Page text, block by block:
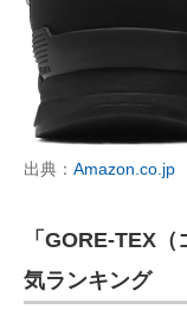
出典： Amazon.co.jp
「GORE-TEX
気ランキング